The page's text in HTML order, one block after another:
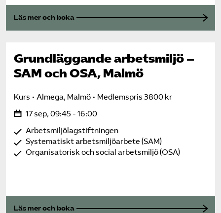
Läs mer och boka
Grundläggande arbetsmiljö –
SAM och OSA, Malmö
Kurs Almega, Malmö
Medlemspris 3800 kr
17 sep, 09:45 - 16:00
Arbetsmiljölagstiftningen
Systematiskt arbetsmiljöarbete (SAM)
Organisatorisk och social arbetsmiljö (OSA)
Läs mer och boka